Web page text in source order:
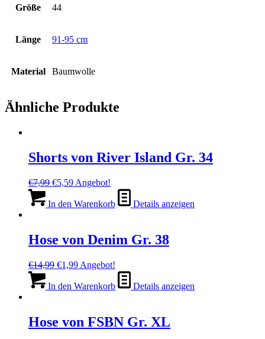
Größe 44
Länge 91-95 cm
Material Baumwolle
Ähnliche Produkte
Shorts von River Island Gr. 34
€7,99 Ursprünglicher
war:
€5,59Aktueller
ist:
Angebot!
In den Warenkorb Details anzeigen
Hose von Denim Gr. 38
€14,99 Ursprünglicher
war:
€1,99Aktueller
ist:
Angebot!
In den Warenkorb Details anzeigen
Hose von FSBN Gr. XL